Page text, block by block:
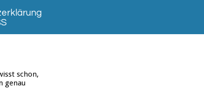
schon,
genau